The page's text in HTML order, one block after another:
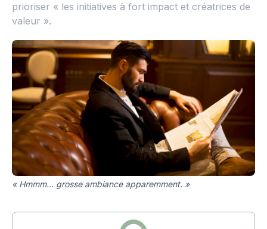
prioriser « les initiatives à fort impact et créatrices de
valeur ».
« Hmmm… grosse ambiance apparemment. »